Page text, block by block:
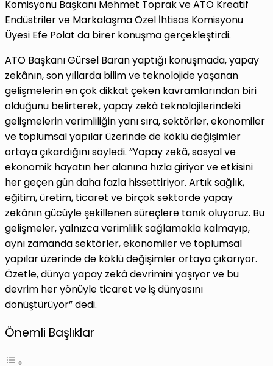
Komisyonu Başkanı Mehmet Toprak ve ATO Kreatif
Endüstriler ve Markalaşma Özel İhtisas Komisyonu
Üyesi Efe Polat da birer konuşma gerçekleştirdi.
ATO Başkanı Gürsel Baran yaptığı konuşmada, yapay
zekânın, son yıllarda bilim ve teknolojide yaşanan
gelişmelerin en çok dikkat çeken kavramlarından biri
olduğunu belirterek, yapay zekâ teknolojilerindeki
gelişmelerin verimliliğin yanı sıra, sektörler, ekonomiler
ve toplumsal yapılar üzerinde de köklü değişimler
ortaya çıkardığını söyledi. “Yapay zekâ, sosyal ve
ekonomik hayatın her alanına hızla giriyor ve etkisini
her geçen gün daha fazla hissettiriyor. Artık sağlık,
eğitim, üretim, ticaret ve birçok sektörde yapay
zekânın gücüyle şekillenen süreçlere tanık oluyoruz. Bu
gelişmeler, yalnızca verimlilik sağlamakla kalmayıp,
aynı zamanda sektörler, ekonomiler ve toplumsal
yapılar üzerinde de köklü değişimler ortaya çıkarıyor.
Özetle, dünya yapay zekâ devrimini yaşıyor ve bu
devrim her yönüyle ticaret ve iş dünyasını
dönüştürüyor” dedi.
Önemli Başlıklar